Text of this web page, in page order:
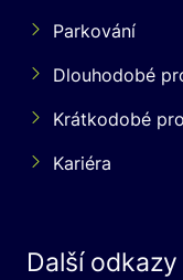
Parkování
Dlouhodobé
Krátkodobé
Kariéra
Další odkazy